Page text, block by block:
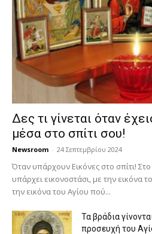
Δες τι γίνεται όταν
μέσα στο σπίτι σου!
Newsroom - 24 Σεπτεμβρίου 2024
Όταν υπάρχουν Εικόνες στο σπίτι!
υπάρχει εικονοστάσι, με την εικόνα
την εικόνα του Αγίου πού...
Τα βράδια
προσευχή του